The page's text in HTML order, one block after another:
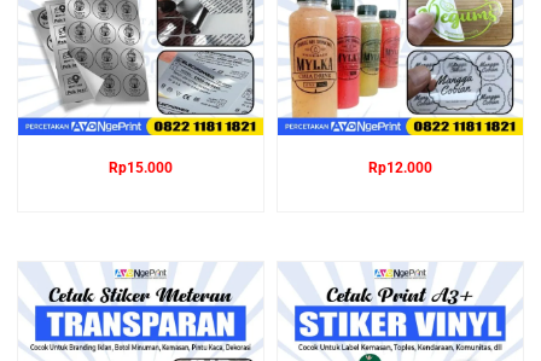
Rp15.000 Rp12.000